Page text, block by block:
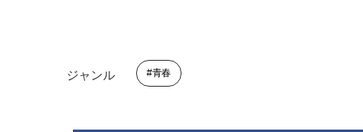
ジャンル 青春